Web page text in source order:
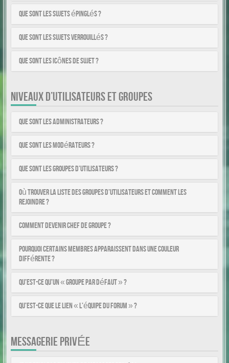
Que sont les sujets épinglés ?
Que sont les sujets verrouillés ?
Que sont les icônes de sujet ?
NIVEAUX D’UTILISATEURS ET GROUPES
Que sont les administrateurs ?
Que sont les modérateurs ?
Que sont les groupes d’utilisateurs ?
Où trouver la liste des groupes d’utilisateurs et comment les
rejoindre ?
Comment devenir chef de groupe ?
Pourquoi certains membres apparaissent dans une couleur
différente ?
Qu’est-ce qu’un « Groupe par défaut » ?
Qu’est-ce que le lien « L’équipe du forum » ?
MESSAGERIE PRIVÉE